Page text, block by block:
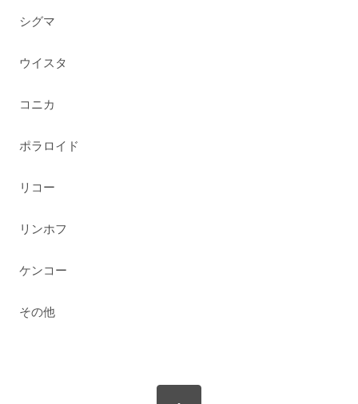
シグマ
ウイスタ
コニカ
ポラロイド
リコー
リンホフ
ケンコー
その他